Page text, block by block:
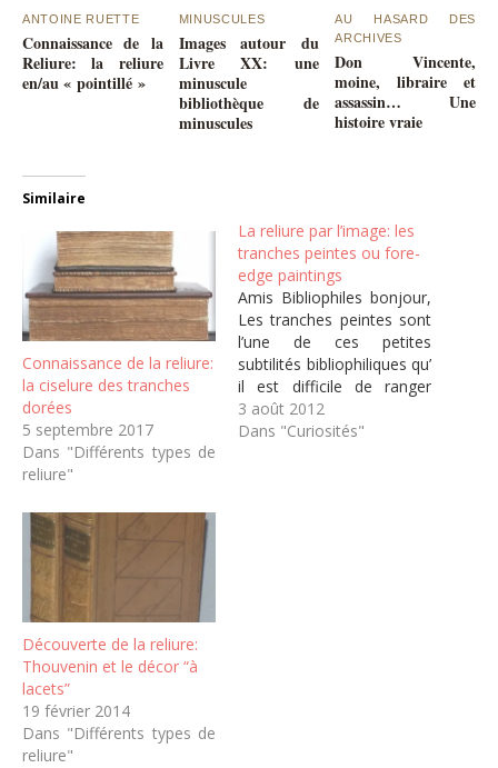
ANTOINE RUETTE
Connaissance de la
Reliure: la reliure
en/au « pointillé »
MINUSCULES
Images autour du
Livre XX: une
minuscule
bibliothèque de
minuscules
AU HASARD DES
ARCHIVES
Don Vincente,
moine, libraire et
assassin… Une
histoire vraie
Similaire
Connaissance de la reliure:
la ciselure des tranches
dorées
5 septembre 2017
Dans "Différents types de
reliure"
La reliure par l’image: les
tranches peintes ou fore-
edge paintings
Amis Bibliophiles bonjour,
Les tranches peintes sont
l’une de ces petites
subtilités bibliophiliques qu’
il est difficile de ranger
dans une catégorie. S’agît-
il d’un complément à
3 août 2012
Dans "Curiosités"
Découverte de la reliure:
Thouvenin et le décor “à
lacets”
19 février 2014
Dans "Différents types de
reliure"